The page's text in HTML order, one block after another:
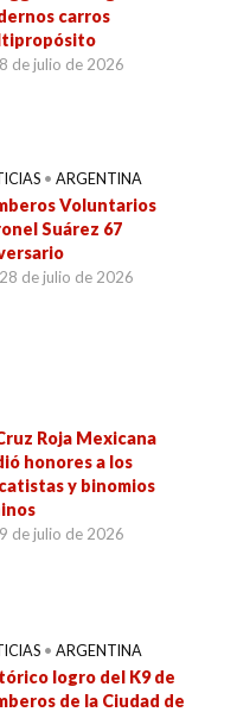
carros
8 de julio de 2026
• ARGENTINA
Voluntarios
Suárez 67
28 de julio de 2026
Roja Mexicana
honores a los
y binomios
9 de julio de 2026
• ARGENTINA
logro del K9 de
de la Ciudad de